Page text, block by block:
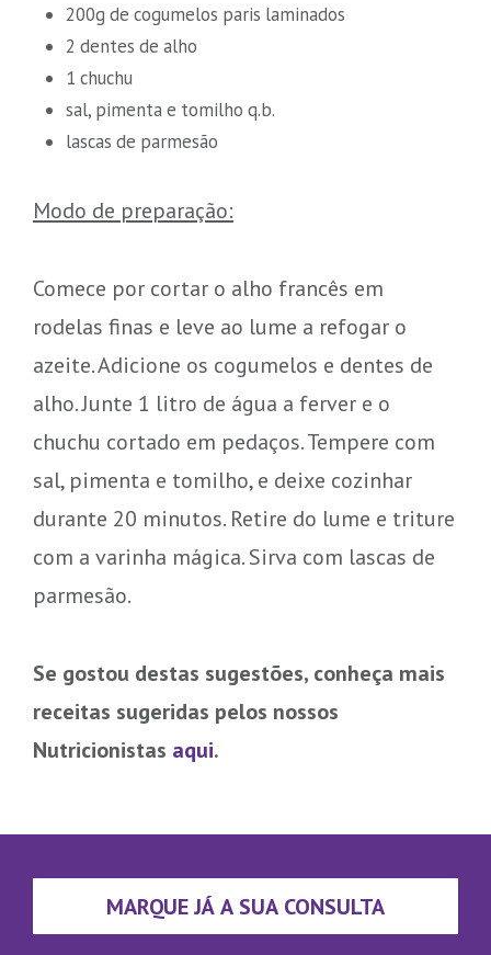
200g de cogumelos paris laminados
2 dentes de alho
1 chuchu
sal, pimenta e tomilho q.b.
lascas de parmesão
Modo de preparação:
Comece por cortar o alho francês em
rodelas finas e leve ao lume a refogar o
azeite. Adicione os cogumelos e dentes de
alho. Junte 1 litro de água a ferver e o
chuchu cortado em pedaços. Tempere com
sal, pimenta e tomilho, e deixe cozinhar
durante 20 minutos. Retire do lume e triture
com a varinha mágica. Sirva com lascas de
parmesão.
Se gostou destas sugestões, conheça mais
receitas sugeridas pelos nossos
Nutricionistas aqui.
MARQUE JÁ A SUA CONSULTA